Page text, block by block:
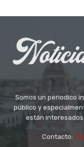
Somos un periodico
público y
están
Contacto: